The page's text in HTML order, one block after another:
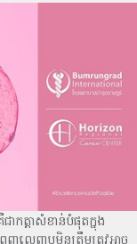
ាកត្តាសំខាន់បំផុតក្នុង
េញលេញឬមិនត្រឹមត្រូវអាច